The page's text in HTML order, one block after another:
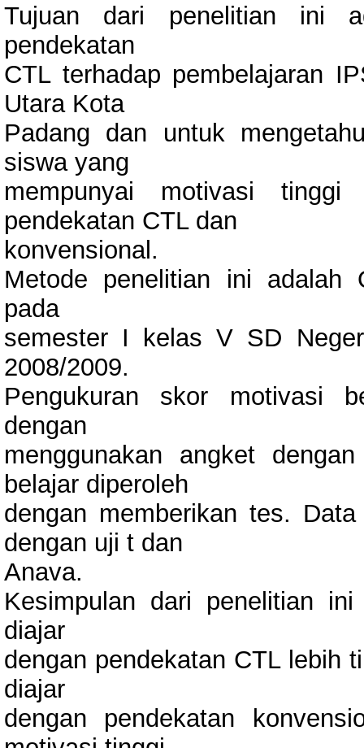
Tujuan dari penelitian ini
pendekatan
CTL terhadap pembelajaran
Utara Kota
Padang dan untuk
siswa yang
mempunyai motivasi
pendekatan CTL dan
konvensional.
Metode penelitian ini adalah
pada
semester I kelas V SD
2008/2009.
Pengukuran skor motivasi
dengan
menggunakan angket
belajar diperoleh
dengan memberikan tes.
dengan uji t dan
Anava.
Kesimpulan dari penelitian
diajar
dengan pendekatan CTL lebih
diajar
dengan pendekatan